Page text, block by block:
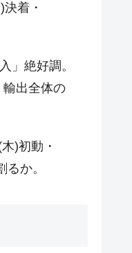
着・
」絶好調。
出全体の
)初動・
るか。